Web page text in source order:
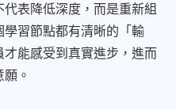
表降低深度，而是重新組
習節點都有清晰的「輸
能感受到真實進步，進而
。